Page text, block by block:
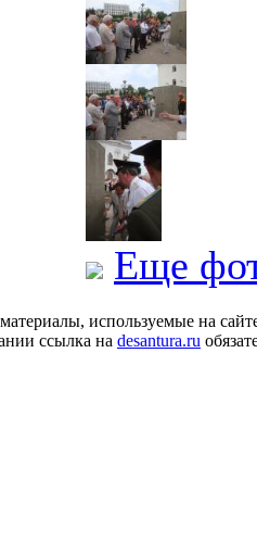
Еще
используемые на
ссылка на desantura.ru